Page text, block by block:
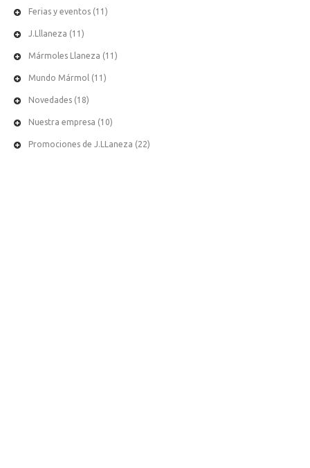
Ferias y eventos (11)
J.Lllaneza (11)
Mármoles Llaneza (11)
Mundo Mármol (11)
Novedades (18)
Nuestra empresa (10)
Promociones de J.LLaneza (22)